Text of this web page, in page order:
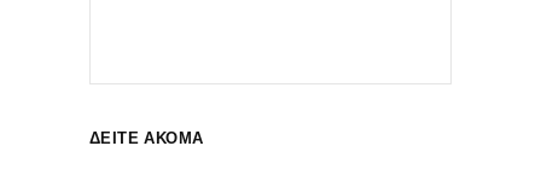
ΔΕΙΤΕ ΑΚΟΜΑ